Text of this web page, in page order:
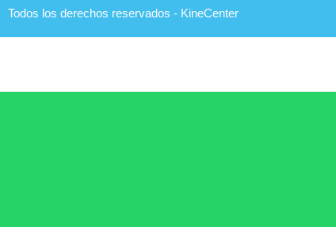
Todos los derechos reservados - KineCenter